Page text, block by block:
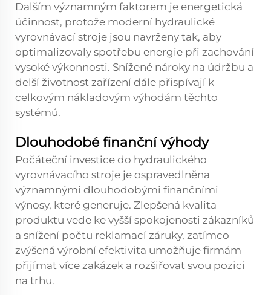
Dalším významným faktorem je energetická
účinnost, protože moderní hydraulické
vyrovnávací stroje jsou navrženy tak, aby
optimalizovaly spotřebu energie při zachování
vysoké výkonnosti. Snížené nároky na údržbu a
delší životnost zařízení dále přispívají k
celkovým nákladovým výhodám těchto
systémů.
Dlouhodobé finanční výhody
Počáteční investice do hydraulického
vyrovnávacího stroje je ospravedlněna
významnými dlouhodobými finančními
výnosy, které generuje. Zlepšená kvalita
produktu vede ke vyšší spokojenosti zákazníků
a snížení počtu reklamací záruky, zatímco
zvýšená výrobní efektivita umožňuje firmám
přijímat více zakázek a rozšiřovat svou pozici
na trhu.